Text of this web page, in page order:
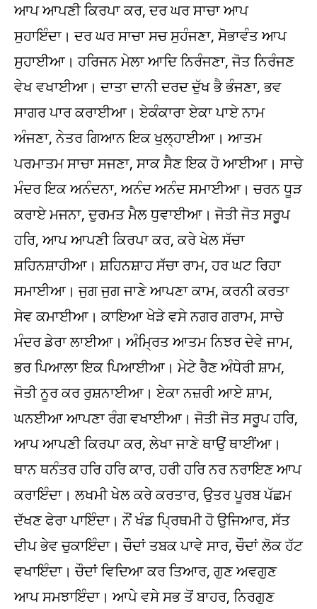
ਆਪ ਆਪਣੀ ਕਿਰਪਾ ਕਰ, ਦਰ ਘਰ ਸਾਚਾ ਆਪ
ਸੁਹਾਇੰਦਾ। ਦਰ ਘਰ ਸਾਚਾ ਸਚ ਸੁਹੰਜਣਾ, ਸੋਭਾਵੰਤ ਆਪ
ਸੁਹਾਈਆ। ਹਰਿਜਨ ਮੇਲਾ ਆਦਿ ਨਿਰੰਜਣਾ, ਜੋਤ ਨਿਰੰਜਣ
ਵੇਖ ਵਖਾਈਆ। ਦਾਤਾ ਦਾਨੀ ਦਰਦ ਦੁੱਖ ਭੈ ਭੰਜਣਾ, ਭਵ
ਸਾਗਰ ਪਾਰ ਕਰਾਈਆ। ਏਕੰਕਾਰਾ ਏਕਾ ਪਾਏ ਨਾਮ
ਅੰਜਣਾ, ਨੇਤਰ ਗਿਆਨ ਇਕ ਖੁਲ੍ਹਾਈਆ। ਆਤਮ
ਪਰਮਾਤਮ ਸਾਚਾ ਸਜਣਾ, ਸਾਕ ਸੈਣ ਇਕ ਹੋ ਆਈਆ। ਸਾਚੇ
ਮੰਦਰ ਇਕ ਅਨੰਦਨਾ, ਅਨੰਦ ਅਨੰਦ ਸਮਾਈਆ। ਚਰਨ ਧੂੜ
ਕਰਾਏ ਮਜਨਾ, ਦੁਰਮਤ ਮੈਲ ਧੁਵਾਈਆ। ਜੋਤੀ ਜੋਤ ਸਰੂਪ
ਹਰਿ, ਆਪ ਆਪਣੀ ਕਿਰਪਾ ਕਰ, ਕਰੇ ਖੇਲ ਸੱਚਾ
ਸ਼ਹਿਨਸ਼ਾਹੀਆ। ਸ਼ਹਿਨਸ਼ਾਹ ਸੱਚਾ ਰਾਮ, ਹਰ ਘਟ ਰਿਹਾ
ਸਮਾਈਆ। ਜੁਗ ਜੁਗ ਜਾਣੇ ਆਪਣਾ ਕਾਮ, ਕਰਨੀ ਕਰਤਾ
ਸੇਵ ਕਮਾਈਆ। ਕਾਇਆ ਖੇੜੇ ਵਸੇ ਨਗਰ ਗਰਾਮ, ਸਾਚੇ
ਮੰਦਰ ਡੇਰਾ ਲਾਈਆ। ਅੰਮ੍ਰਿਤ ਆਤਮ ਨਿਝਰ ਦੇਵੇ ਜਾਮ,
ਭਰ ਪਿਆਲਾ ਇਕ ਪਿਆਈਆ। ਮੇਟੇ ਰੈਣ ਅੰਧੇਰੀ ਸ਼ਾਮ,
ਜੋਤੀ ਨੂਰ ਕਰ ਰੁਸ਼ਨਾਈਆ। ਏਕਾ ਨਜ਼ਰੀ ਆਏ ਸ਼ਾਮ,
ਘਨਈਆ ਆਪਣਾ ਰੰਗ ਵਖਾਈਆ। ਜੋਤੀ ਜੋਤ ਸਰੂਪ ਹਰਿ,
ਆਪ ਆਪਣੀ ਕਿਰਪਾ ਕਰ, ਲੇਖਾ ਜਾਣੇ ਥਾਉਂ ਥਾਈਂਆ।
ਥਾਨ ਥਨੰਤਰ ਹਰਿ ਹਰਿ ਕਾਰ, ਹਰੀ ਹਰਿ ਨਰ ਨਰਾਇਣ ਆਪ
ਕਰਾਇੰਦਾ। ਲਖਮੀ ਖੇਲ ਕਰੇ ਕਰਤਾਰ, ਉਤਰ ਪੂਰਬ ਪੱਛਮ
ਦੱਖਣ ਫੇਰਾ ਪਾਇੰਦਾ। ਨੌਂ ਖੰਡ ਪ੍ਰਿਥਮੀ ਹੋ ਉਜਿਆਰ, ਸੱਤ
ਦੀਪ ਭੇਵ ਚੁਕਾਇੰਦਾ। ਚੌਦਾਂ ਤਬਕ ਪਾਵੇ ਸਾਰ, ਚੌਦਾਂ ਲੋਕ ਹੱਟ
ਵਖਾਇੰਦਾ। ਚੌਦਾਂ ਵਿਦਿਆ ਕਰ ਤਿਆਰ, ਗੁਣ ਅਵਗੁਣ
ਆਪ ਸਮਝਾਇੰਦਾ। ਆਪੇ ਵਸੇ ਸਭ ਤੋਂ ਬਾਹਰ, ਨਿਰਗੁਣ